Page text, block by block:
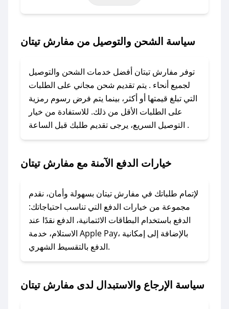
حتى عروض خاصة أخرى.
باستخدام تطبيق صحصح، يمكنك العثور بسهولة على
الكوبون، تواصل معنا عبر تويتر أو البريد الإلكتروني
لإضافته بسرعة.
### كيفية استخدام كود خصم مفارش تيتان؟
1. انسخ كود الخصم من تطبيق صحصح.
2. الصقه في خانة الدفع عند التسوق من مفارش
لا تقلق! يمكنك التواصل مع فريق دعم صحصح عبر
الرسائل الخاصة على تويتر أو البريد الإلكتروني،
وسنقوم بحل المشكلة في أسرع وقت ممكن.
### ماذا أفعل إذا لم أجد كود خصم لمتجري
المفضل؟
مراسلتنا مباشرة وسنعمل على توفير الكوبونات في
سياسة الشحن والتوصيل من مفارش تيتان
توفر مفارش تيتان أفضل خدمات الشحن والتوصيل
لجميع أنحاء . يتم تقديم شحن مجاني على الطلبات
التي تبلغ قيمتها أو أكثر، بينما يتم فرض رسوم رمزية
على الطلبات الأقل من ذلك. للاستفادة من خيار
التوصيل السريع، يرجى تقديم طلبك قبل الساعة .
خيارات الدفع الآمنة مع مفارش تيتان
لإتمام طلباتك في مفارش تيتان بسهولة وأمان، نقدم
مجموعة من خيارات الدفع التي تناسب احتياجاتك:
الدفع باستخدام البطاقات الائتمانية، الدفع نقدًا عند
الاستلام، خدمة Apple Pay، بالإضافة إلى إمكانية
الدفع بالتقسيط الشهري.
سياسة الإرجاع والاستبدال لدى مفارش تيتان